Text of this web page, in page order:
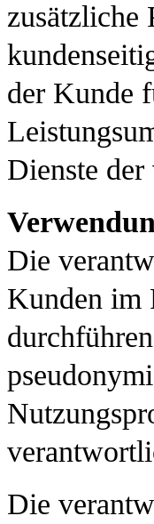
zusätzliche
der Kunde
Dienste
Die
Kunden im
Die